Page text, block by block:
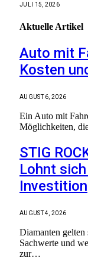
JULI 15, 2026
Aktuelle Artikel
Auto mit
Kosten
AUGUST 6, 2026
Ein Auto mit
Möglichkeiten,
STIG
Lohnt
Investition
AUGUST 4, 2026
Diamanten gelten
Sachwerte und
zur…